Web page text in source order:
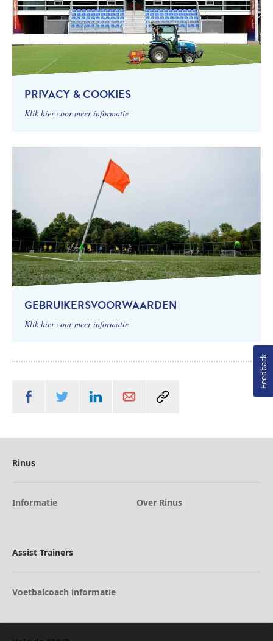
PRIVACY & COOKIES
Klik hier voor meer informatie
GEBRUIKERSVOORWAARDEN
Klik hier voor meer informatie
Rinus
Informatie Over Rinus
Assist Trainers
Voetbalcoach informatie
Feedback